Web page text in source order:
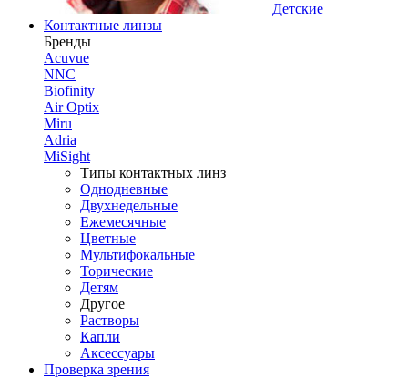
Детские
Контактные линзы
Бренды
Acuvue
NNC
Biofinity
Air Optix
Miru
Adria
MiSight
Типы контактных линз
Однодневные
Двухнедельные
Ежемесячные
Цветные
Мультифокальные
Торические
Детям
Другое
Растворы
Капли
Аксессуары
Проверка зрения